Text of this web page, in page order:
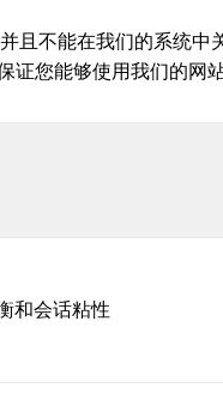
且不能在我们的系统中
您能够使用我们的网站
和会话粘性